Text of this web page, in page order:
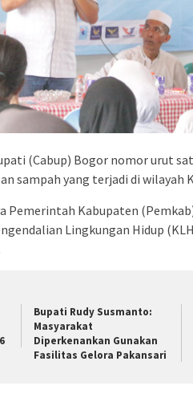
(Cabup) Bogor nomor urut
sampah yang terjadi di wilayah
Pemerintah Kabupaten
Lingkungan Hidup
Bupati Rudy Susmanto:
Masyarakat
Diperkenankan Gunakan
Fasilitas Gelora Pakansari